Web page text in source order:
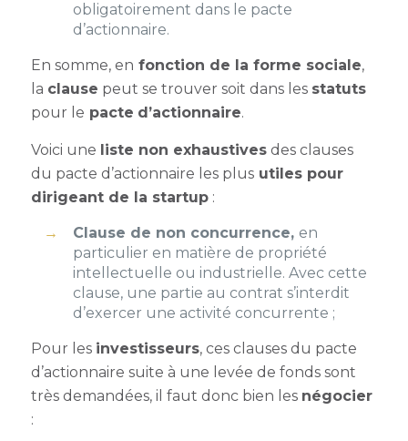
obligatoirement dans le pacte
d’actionnaire.
En somme, en fonction de la forme sociale,
la clause peut se trouver soit dans les statuts
pour le pacte d’actionnaire.
Voici une liste non exhaustivesdes clauses
du pacte d’actionnaire les plusutiles pour
dirigeant de la startup:
Clause de non concurrence, en
particulier en matière de propriété
intellectuelle ou industrielle. Avec cette
clause, une partie au contrat s’interdit
d’exercer une activité concurrente ;
Pour les investisseurs, ces clauses du pacte
d’actionnaire suite à une levée de fonds sont
très demandées, il faut donc bien les négocier
: